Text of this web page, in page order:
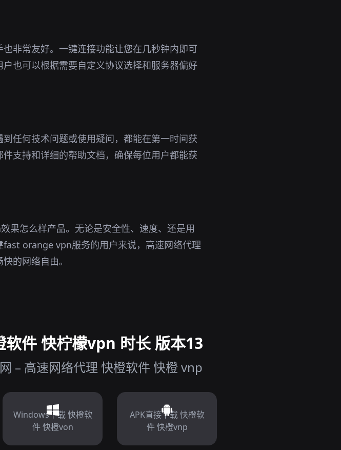
非常友好。一键连接功能让您在几秒钟内即可
也可以根据需要自定义协议选择和服务器偏好
任何技术问题或使用疑问，都能在第一时间获
支持和详细的帮助文档，确保每位用户都能获
果怎么样产品。无论是安全性、速度、还是用
orange vpn服务的用户来说，高速网络代理
的网络自由。
件 快柠檬vpn 时长 版本13
– 高速网络代理 快橙软件 快橙 vnp
Windows下载 快橙软
件 快橙von
APK直接下载 快橙软
件 快橙vnp